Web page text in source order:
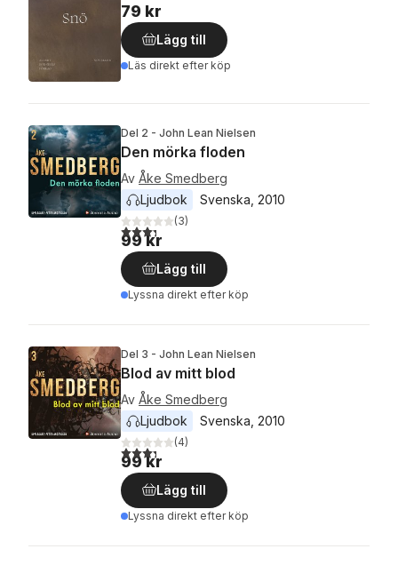
79 kr
Lägg till
Läs direkt efter köp
Del 2 - John Lean Nielsen
Den mörka floden
Av Åke Smedberg
Ljudbok
Svenska 2010
3,3utav 5 stjärnor. Totalt antal röster:
(3)
99 kr
Lägg till
Lyssna direkt efter köp
Del 3 - John Lean Nielsen
Blod av mitt blod
Av Åke Smedberg
Ljudbok
Svenska 2010
3,3utav 5 stjärnor. Totalt antal röster:
(4)
99 kr
Lägg till
Lyssna direkt efter köp